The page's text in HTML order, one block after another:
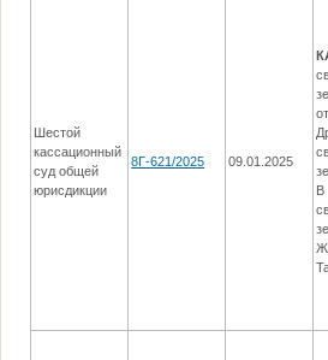
Шестой
кассационный
суд общей
юрисдикции
8Г-621/2025 09.01.2025